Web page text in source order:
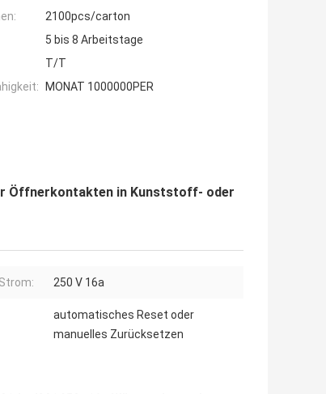
2100pcs/carton
5 bis 8 Arbeitstage
T/T
MONAT 1000000PER
Öffnerkontakten in Kunststoff- oder
250 V 16a
automatisches Reset oder
manuelles Zurücksetzen